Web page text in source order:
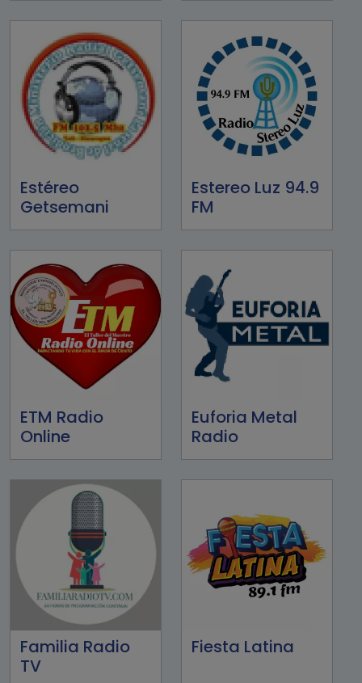
Estéreo
Getsemani
Estereo Luz 94.9
FM
ETM Radio
Online
Euforia Metal
Radio
Familia Radio
TV
Fiesta Latina